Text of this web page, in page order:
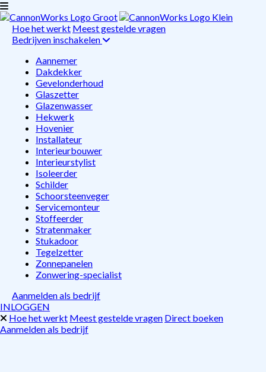
Hoe het werkt Meest gestelde vragen
Bedrijven inschakelen
Aannemer
Dakdekker
Gevelonderhoud
Glaszetter
Glazenwasser
Hekwerk
Hovenier
Installateur
Interieurbouwer
Interieurstylist
Isoleerder
Schilder
Schoorsteenveger
Servicemonteur
Stoffeerder
Stratenmaker
Stukadoor
Tegelzetter
Zonnepanelen
Zonwering-specialist
Aanmelden als bedrijf
INLOGGEN
Hoe het werkt Meest gestelde vragen Direct boeken
Aanmelden als bedrijf